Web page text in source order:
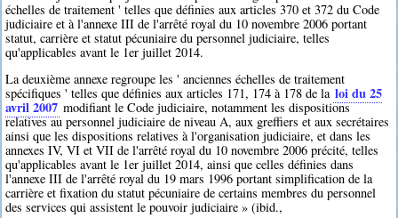
échelles de traitement ' telles que définies aux articles 370 et 372 du Code
judiciaire et à l'annexe III de l'arrêté royal du 10 novembre 2006 portant
statut, carrière et statut pécuniaire du personnel judiciaire, telles
qu'applicables avant le 1er juillet 2014.
La deuxième annexe regroupe les ' anciennes échelles de traitement
spécifiques ' telles que définies aux articles 171, 174 à 178 de la loi du 25
avril 2007 modifiant le Code judiciaire, notamment les dispositions
relatives au personnel judiciaire de niveau A, aux greffiers et aux secrétaires
ainsi que les dispositions relatives à l'organisation judiciaire, et dans les
annexes IV, VI et VII de l'arrêté royal du 10 novembre 2006 précité, telles
qu'applicables avant le 1er juillet 2014, ainsi que celles définies dans
l'annexe III de l'arrêté royal du 19 mars 1996 portant simplification de la
carrière et fixation du statut pécuniaire de certains membres du personnel
des services qui assistent le pouvoir judiciaire » (ibid.,